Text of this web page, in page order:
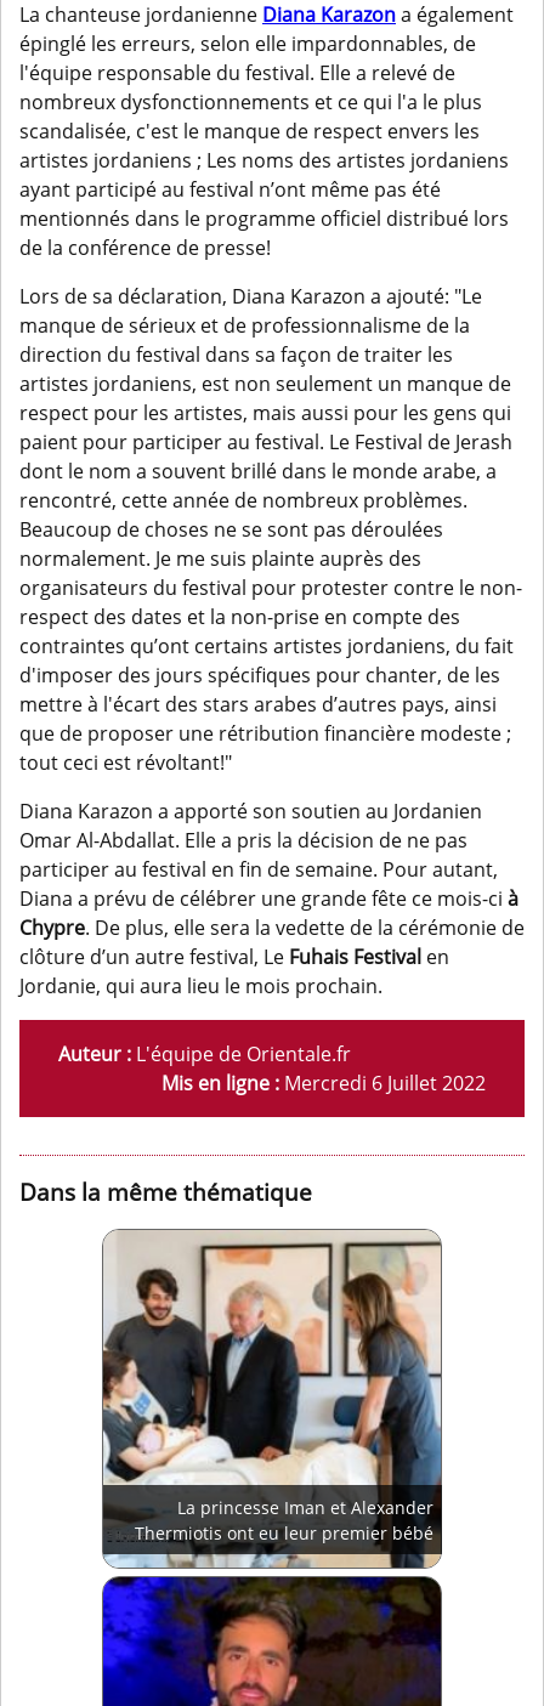
La chanteuse jordanienne Diana Karazona également
épinglé les erreurs, selon elle impardonnables, de
l'équipe responsable du festival. Elle a relevé de
nombreux dysfonctionnements et ce qui l'a le plus
scandalisée, c'est le manque de respect envers les
artistes jordaniens ; Les noms des artistes jordaniens
ayant participé au festival n’ont même pas été
mentionnés dans le programme officiel distribué lors
de la conférence de presse!
Lors de sa déclaration, Diana Karazon a ajouté: "Le
manque de sérieux et de professionnalisme de la
direction du festival dans sa façon de traiter les
artistes jordaniens, est non seulement un manque de
respect pour les artistes, mais aussi pour les gens qui
paient pour participer au festival. Le Festival de Jerash
dont le nom a souvent brillé dans le monde arabe, a
rencontré, cette année de nombreux problèmes.
Beaucoup de choses ne se sont pas déroulées
normalement. Je me suis plainte auprès des
organisateurs du festival pour protester contre le non-
respect des dates et la non-prise en compte des
contraintes qu’ont certains artistes jordaniens, du fait
d'imposer des jours spécifiques pour chanter, de les
mettre à l'écart des stars arabes d’autres pays, ainsi
que de proposer une rétribution financière modeste ;
tout ceci est révoltant!"
Diana Karazon a apporté son soutien au Jordanien
Omar Al-Abdallat. Elle a pris la décision de ne pas
participer au festival en fin de semaine. Pour autant,
Diana a prévu de célébrer une grande fête ce mois-ci à
Chypre. De plus, elle sera la vedette de la cérémonie de
clôture d’un autre festival, Le Fuhais Festival en
Jordanie, qui aura lieu le mois prochain.
Auteur : L'équipe de Orientale.fr
Mis en ligne : Mercredi 6 Juillet 2022
Dans la même thématique
La princesse Iman et Alexander
Thermiotis ont eu leur premier bébé